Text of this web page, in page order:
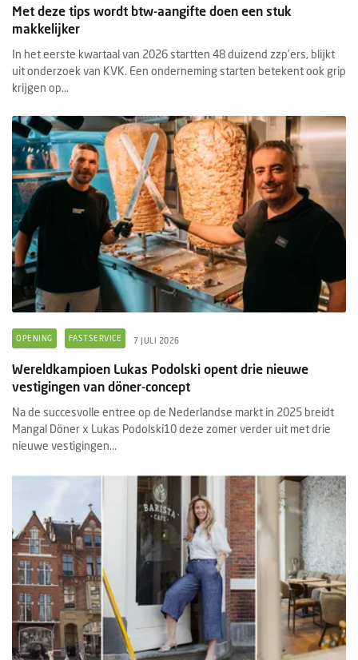
Met deze tips wordt btw-aangifte doen een stuk
makkelijker
In het eerste kwartaal van 2026 startten 48 duizend zzp’ers, blijkt
uit onderzoek van KVK. Een onderneming starten betekent ook grip
krijgen op...
OPENING FASTSERVICE 7 JULI 2026
Wereldkampioen Lukas Podolski opent drie nieuwe
vestigingen van döner-concept
Na de succesvolle entree op de Nederlandse markt in 2025 breidt
Mangal Döner x Lukas Podolski10 deze zomer verder uit met drie
nieuwe vestigingen...